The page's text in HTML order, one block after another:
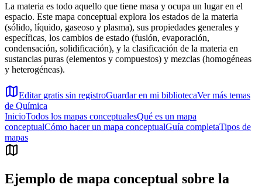
La materia es todo aquello que tiene masa y ocupa un lugar en el
espacio. Este mapa conceptual explora los estados de la materia
(sólido, líquido, gaseoso y plasma), sus propiedades generales y
específicas, los cambios de estado (fusión, evaporación,
condensación, solidificación), y la clasificación de la materia en
sustancias puras (elementos y compuestos) y mezclas (homogéneas
y heterogéneas).
Editar gratis sin registroGuardar en mi bibliotecaVer más temas
de Química
InicioTodos los mapas conceptualesQué es un mapa
conceptualCómo hacer un mapa conceptualGuía completaTipos de
mapas
Ejemplo de mapa conceptual sobre la